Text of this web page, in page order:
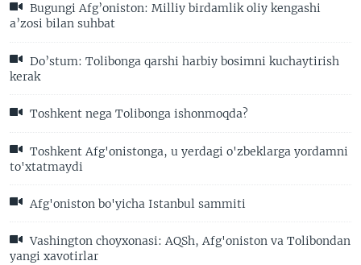
Bugungi Afg’oniston: Milliy birdamlik oliy kengashi
a’zosi bilan suhbat
Do’stum: Tolibonga qarshi harbiy bosimni kuchaytirish
kerak
Toshkent nega Tolibonga ishonmoqda?
Toshkent Afg'onistonga, u yerdagi o'zbeklarga yordamni
to'xtatmaydi
Afg'oniston bo'yicha Istanbul sammiti
Vashington choyxonasi: AQSh, Afg'oniston va Tolibondan
yangi xavotirlar